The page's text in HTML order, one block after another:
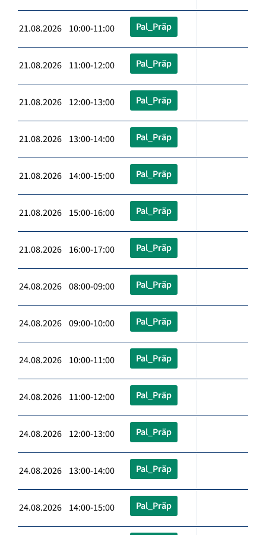
21.08.2026 10:00-11:00 Pal_Präp
21.08.2026 11:00-12:00 Pal_Präp
21.08.2026 12:00-13:00 Pal_Präp
21.08.2026 13:00-14:00 Pal_Präp
21.08.2026 14:00-15:00 Pal_Präp
21.08.2026 15:00-16:00 Pal_Präp
21.08.2026 16:00-17:00 Pal_Präp
24.08.2026 08:00-09:00 Pal_Präp
24.08.2026 09:00-10:00 Pal_Präp
24.08.2026 10:00-11:00 Pal_Präp
24.08.2026 11:00-12:00 Pal_Präp
24.08.2026 12:00-13:00 Pal_Präp
24.08.2026 13:00-14:00 Pal_Präp
24.08.2026 14:00-15:00 Pal_Präp